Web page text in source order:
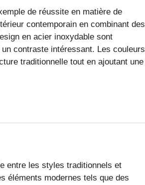
de réussite en matière de
contemporain en combinant des
en acier inoxydable sont
contraste intéressant. Les couleurs
traditionnelle tout en ajoutant une
entre les styles traditionnels et
éléments modernes tels que des